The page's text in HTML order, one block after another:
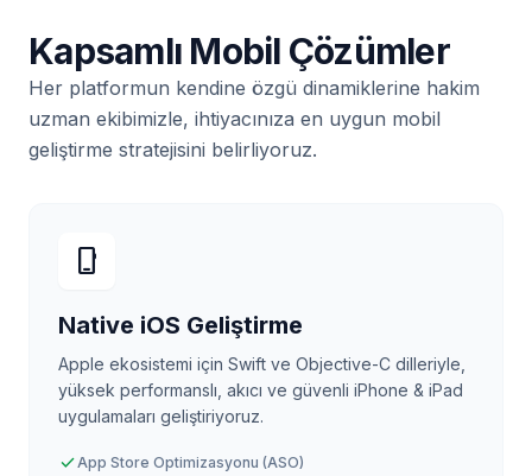
Kapsamlı Mobil Çözümler
Her platformun kendine özgü dinamiklerine hakim
uzman ekibimizle, ihtiyacınıza en uygun mobil
geliştirme stratejisini belirliyoruz.
phone_iphone
Native iOS Geliştirme
Apple ekosistemi için Swift ve Objective-C dilleriyle,
yüksek performanslı, akıcı ve güvenli iPhone & iPad
uygulamaları geliştiriyoruz.
checkApp Store Optimizasyonu (ASO)